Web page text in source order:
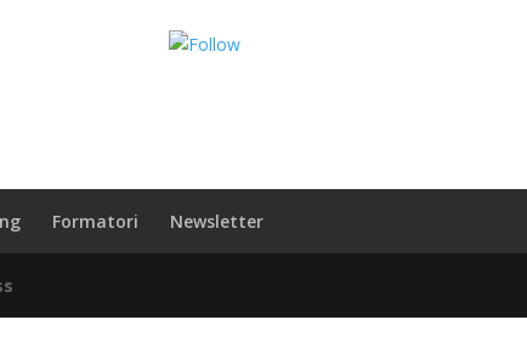
Share on WhatsApp
Formatori Newsletter